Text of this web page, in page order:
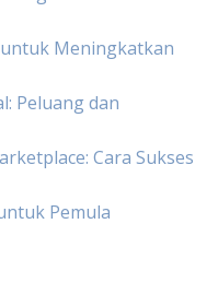
untuk Meningkatkan
Peluang dan
Cara Sukses
Pemula